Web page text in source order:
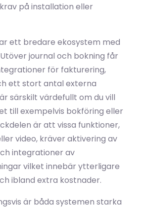
på installation eller
ett bredare ekosystem med
journal och bokning får
för fakturering,
ett stort antal externa
särskilt värdefullt om du vill
till exempelvis bokföring eller
är att vissa funktioner,
video, kräver aktivering av
integrationer av
vilket innebär ytterligare
ibland extra kostnader.
är båda systemen starka